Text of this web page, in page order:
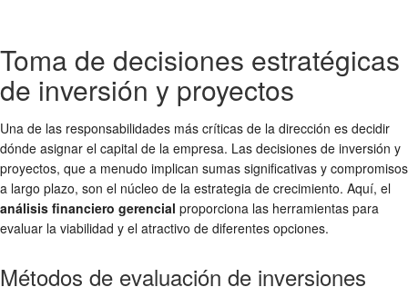
Toma de decisiones estratégicas
de inversión y proyectos
Una de las responsabilidades más críticas de la dirección es decidir
dónde asignar el capital de la empresa. Las decisiones de inversión y
proyectos, que a menudo implican sumas significativas y compromisos
a largo plazo, son el núcleo de la estrategia de crecimiento. Aquí, el
análisis financiero gerencial proporciona las herramientas para
evaluar la viabilidad y el atractivo de diferentes opciones.
Métodos de evaluación de inversiones